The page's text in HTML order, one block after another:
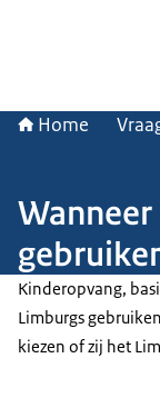
Home
Kinderopvang,
Limburgs
kiezen of zij het